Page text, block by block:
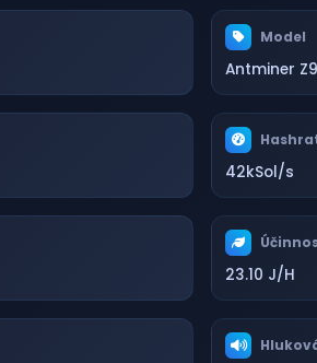
Model
Antminer Z9
42kSol/s
23.10 J/H